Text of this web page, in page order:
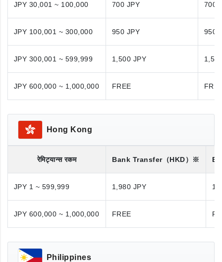
JPY 30,001 ~ 100,000 700 JPY 700
JPY 100,001 ~ 300,000 950 JPY 950
JPY 300,001 ~ 599,999 1,500 JPY
JPY 600,000 ~ 1,000,000 FREE
Hong Kong
रेमिट्यान्स रकम Bank Transfer（HKD）※
JPY 1 ~ 599,999 1,980 JPY
JPY 600,000 ~ 1,000,000 FREE
Philippines